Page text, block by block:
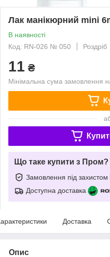
Лак манікюрний mini
В наявності
Код: RN-026 № 050
Роздріб
11 ₴
Мінімальна сума замовлення
Що таке купити з Пром?
Замовлення під захистом
Доступна доставка
Доставка
Опис